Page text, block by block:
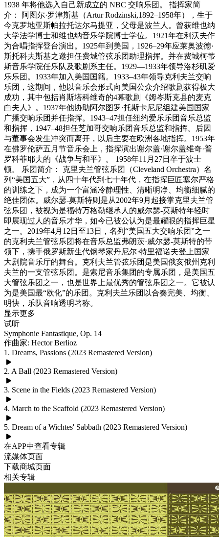
1938 年将他选入自己新成立的 NBC 交响乐团。 指挥家简
介： 阿图尔·罗津斯基（Artur Rodzinski,1892–1958年），生于
今克罗地亚斯帕拉托达尔马提亚，父母是波兰人。曾获维也纳
大学法学博士和维也纳音乐学院博士学位。1921年在利沃夫作
为合唱指挥登台演出。1925年到美国，1926–29年应莱奥波德·
斯托科夫斯基之邀担任费城管弦乐团助理指挥。并在费城柯蒂
斯音乐学院任乐队及歌剧系主任。1929—1933年领导洛杉矶爱
乐乐团。1933年加入美国国籍。1933–43年领导克利夫兰交响
乐团，这期间，他以音乐会形式向美国公众介绍歌剧获得极大
成功，其中包括肖斯塔科维奇的4幕歌剧《姆岑斯克县的麦克
白夫人》。1937年他协助阿尔图罗·托斯卡尼尼组建美国国家
广播交响乐团并任指挥。1943–47担任纽约爱乐乐团音乐总监
和指挥，1947–48担任芝加哥交响乐团音乐总监和指挥。后因
与董事会发生冲突而离开，以后主要在欧洲各地指挥。1953年
在佛罗伦萨五月节音乐会上，指挥演出谢尔盖·谢尔盖维奇·普
罗科菲耶夫的《战争与和平》。 1958年11月27日卒于波士
顿。 乐团简介： 克里夫兰管弦乐团（Cleveland Orchestra）名
列“美国五大”，从四十年代到七十年代，在指挥巨匠塞尔严格
的训练之下，成为一个富涵冷静理性、清晰明净、均衡细腻的
绝佳团体。威尔瑟-莫斯特则是从2002年9月起接掌克里夫兰管
弦乐团，被视为是福特万格勒继承人的威尔瑟-莫斯特年轻时
即展现过人的音乐才华，如今已被公认为是最耀眼的指挥巨星
之一。2019年4月12日至13日，名列“美国五大交响乐团”之一
的克利夫兰管弦乐团将在音乐总监弗朗茨·威尔瑟-莫斯特的带
领下，携手俄罗斯新生代钢琴家丹尼尔·特里福诺夫登上国家
大剧院音乐厅的舞台。克利夫兰管弦乐团是美国俄亥俄州克利
夫兰的一支管弦乐团。是索尼音乐集团的专属乐团，是美国五
大管弦乐团之一，也是世界上最优秀的管弦乐团之一。它被认
为是美国最“欧化”的乐团。克利夫兰乐团以合奏完美、均衡、
明快，乐队音响透明著称。
显示更多
试听
Symphonie Fantastique, Op. 14
作曲家: Hector Berlioz
1. Dreams, Passions (2023 Remastered Version)
2. A Ball (2023 Remastered Version)
3. Scene in the Fields (2023 Remastered Version)
4. March to the Scaffold (2023 Remastered Version)
5. Dream of a Wichtes' Sabbath (2023 Remastered Version)
在APP中查看专辑
流媒体页面
下载商城页面
相关专辑